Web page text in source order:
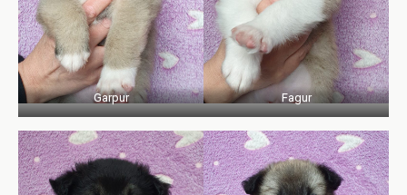
Garpur Fagur